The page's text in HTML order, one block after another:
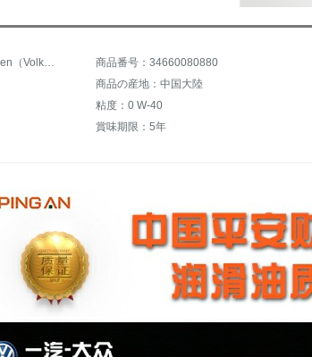
商品番号：34660080880
商品の産地：中国大陸
粘度：0 W-40
賞味期限：5年